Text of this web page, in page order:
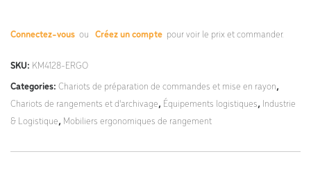
Connectez-vous ou Créez un compte pour voir le prix et commander.
SKU: KM4128-ERGO
Categories: Chariots de préparation de commandes et mise en rayon,
Chariots de rangements et d'archivage, Équipements logistiques, Industrie
& Logistique, Mobiliers ergonomiques de rangement